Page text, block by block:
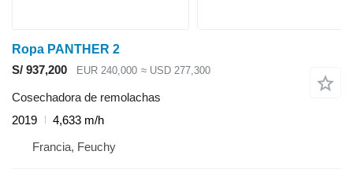
Ropa PANTHER 2
S/ 937,200
EUR 240,000 ≈ USD 277,300
Cosechadora de remolachas
2019
4,633 m/h
Francia, Feuchy